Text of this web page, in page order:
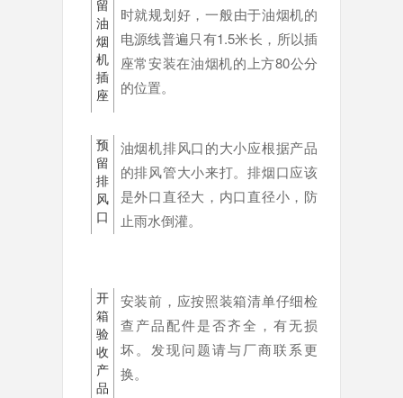
留
油
烟
机
插
座
时就规划好，一般由于油烟机的
电源线普遍只有1.5米长， 所以插
座常安装在油烟机的上方80公分
的位置。
预
留
排
风
口
油烟机排风口的大小应根据产品
的排风管大小来打。排烟口应该
是外口直径大，内口直径小，防
止雨水倒灌。
开
箱
验
收
产
品
安装前，应按照装箱清单仔细检
查产品配件是否齐全，有无损
坏。 发现问题请与厂商联系更
换。